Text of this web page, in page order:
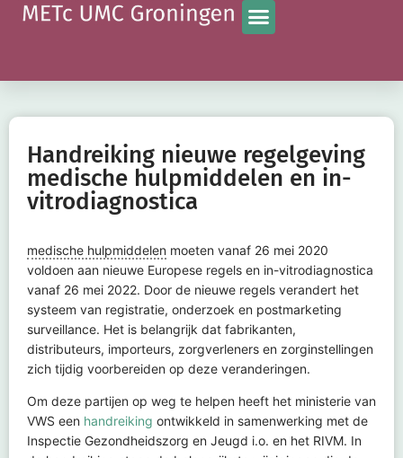
Handreiking nieuwe regelgeving
medische hulpmiddelen en in-
vitrodiagnostica
medische hulpmiddelen moeten vanaf 26 mei 2020
voldoen aan nieuwe Europese regels en in-vitrodiagnostica
vanaf 26 mei 2022. Door de nieuwe regels verandert het
systeem van registratie, onderzoek en postmarketing
surveillance. Het is belangrijk dat fabrikanten,
distributeurs, importeurs, zorgverleners en zorginstellingen
zich tijdig voorbereiden op deze veranderingen.
Om deze partijen op weg te helpen heeft het ministerie van
VWS een handreiking ontwikkeld in samenwerking met de
Inspectie Gezondheidszorg en Jeugd i.o. en het RIVM. In